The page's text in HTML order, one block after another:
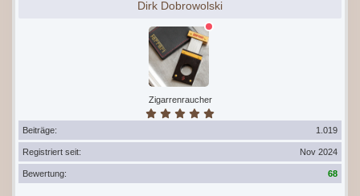
Dirk Dobrowolski
Zigarrenraucher
Beiträge: 1.019
Registriert seit: Nov 2024
Bewertung: 68